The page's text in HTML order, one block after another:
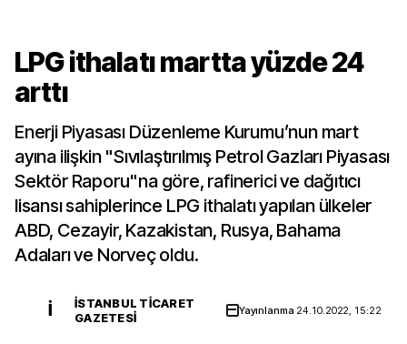
LPG ithalatı martta yüzde 24
arttı
Enerji Piyasası Düzenleme Kurumu’nun mart
ayına ilişkin "Sıvılaştırılmış Petrol Gazları Piyasası
Sektör Raporu"na göre, rafinerici ve dağıtıcı
lisansı sahiplerince LPG ithalatı yapılan ülkeler
ABD, Cezayir, Kazakistan, Rusya, Bahama
Adaları ve Norveç oldu.
İ
İSTANBUL TICARET
GAZETESI
Yayınlanma 24.10.2022, 15:22